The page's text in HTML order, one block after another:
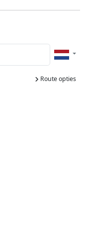
Route opties